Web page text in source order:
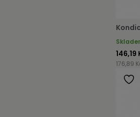
146,19
176,89